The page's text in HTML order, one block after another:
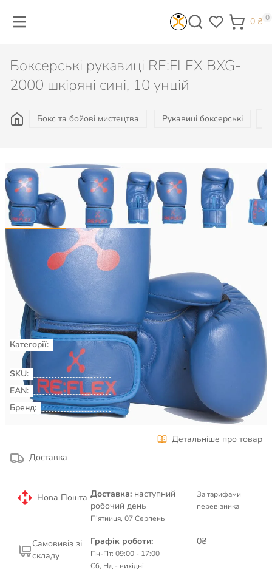
0 ₴ 0
Боксерські рукавиці RE:FLEX BXG-
2000 шкіряні сині, 10 унцій
Бокс та бойові мистецтва Рукавиці боксерські
2 667₴
Є в наявності
КУПИТИ
Категорії: Рукавиці боксерські
Бокс та бойові
мистецтва
SKU:
00044936
EAN:
Бренд:
RE:FLEX
Детальніше про товар
Доставка
Нова Пошта Доставка: наступний
робочий день
П’ятниця, 07 Серпень
За тарифами
перевізника
Самовивіз зі
складу
Графік роботи:
Пн-Пт: 09:00 - 17:00
Сб, Нд - вихідні
0₴